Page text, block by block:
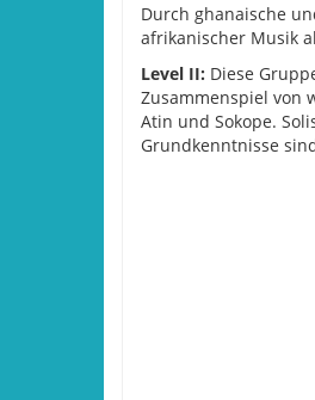
Durch ghanaische
afrikanischer Musik
Level II: Diese
Zusammenspiel von
Atin und Sokope.
Grundkenntnisse